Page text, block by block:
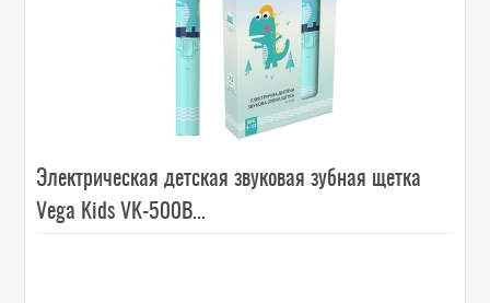
Электрическая детская звуковая зубная щетка
Vega Kids VK-500B...